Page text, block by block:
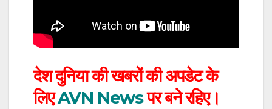
देश दुनिया की खबरों की अपडेट के
लिएAVN Newsपर बने रहिए।